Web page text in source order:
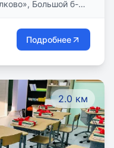
Большой б-р,
Подробнее
2.0 км